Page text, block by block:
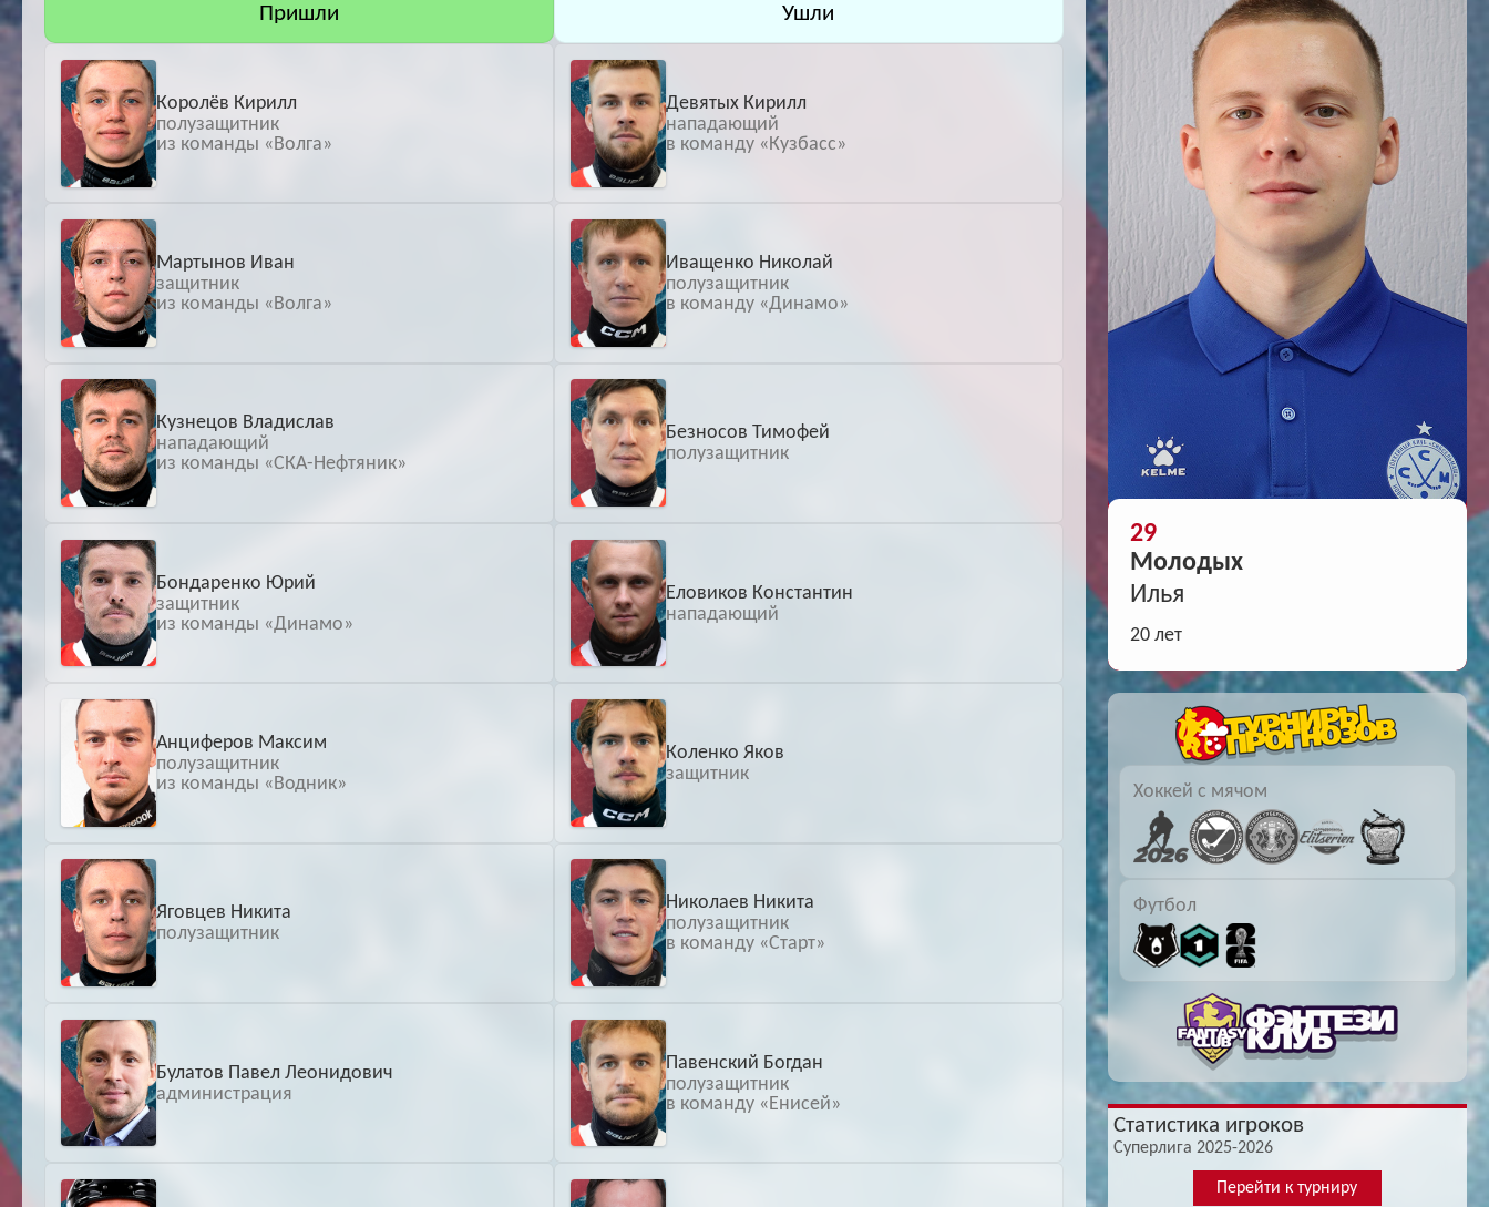
Архив
Футбол — ЛЧ
Хоккей — КХЛ
Буч: блог болельщика
Hound: блог болельщика
Ragnar: блог болельщика
Пришли
Королёв Кирилл
полузащитник
из команды «Волга»
Мартынов Иван
защитник
из команды «Волга»
Кузнецов Владислав
нападающий
из команды «СКА-Нефтяник»
Бондаренко Юрий
защитник
из команды «Динамо»
Анциферов Максим
полузащитник
из команды «Водник»
Яговцев Никита
полузащитник
Булатов Павел Леонидович
администрация
Ушли
Девятых Кирилл
нападающий
в команду «Кузбасс»
Иващенко Николай
полузащитник
в команду «Динамо»
Безносов Тимофей
полузащитник
Еловиков Константин
нападающий
Коленко Яков
защитник
Николаев Никита
полузащитник
в команду «Старт»
Павенский Богдан
полузащитник
в команду «Енисей»
29
Молодых
Илья
20 лет
Хоккей с мячом
Футбол
Статистика игроков
Суперлига 2025-2026
Перейти к турниру